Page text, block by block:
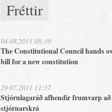
Fréttir
04.08.2011 08:10
The Constitutional Council hands
bill for a new constitution
29.07.2011 11:37
Stjórnlagaráð afhendir frumvarp
stjórnarskrá